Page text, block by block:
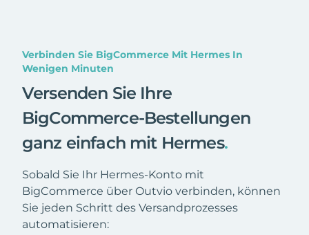
Verbinden Sie BigCommerce Mit Hermes In
Wenigen Minuten
Versenden Sie Ihre
BigCommerce-Bestellungen
ganz einfach mit Hermes.
Sobald Sie Ihr Hermes-Konto mit
BigCommerce über Outvio verbinden, können
Sie jeden Schritt des Versandprozesses
automatisieren: